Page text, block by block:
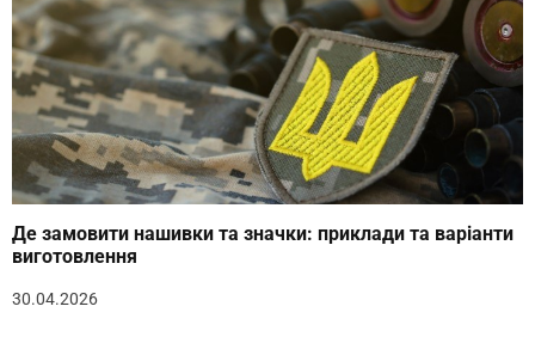
Де замовити нашивки та значки: приклади та варіанти
виготовлення
30.04.2026